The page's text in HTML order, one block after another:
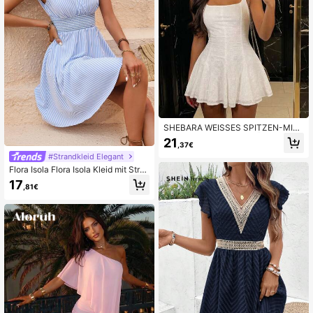
#Strandkleid Elegant
Flora Isola Flora Isola Kleid mit Strei
fen Muster, Rüschenbesatz,
17 ,81€
SHEBARA WEISSES SPITZEN-MINI
KLEID MIT FLARE-SCHÖPFUNG U
ND FÜTTER
21 ,37€